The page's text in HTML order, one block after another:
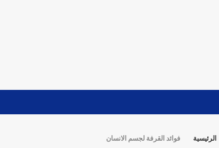
الرئيسية فوائد القرفة لجسم الانسان